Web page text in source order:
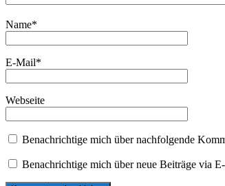
Name*
E-Mail*
Webseite
Benachrichtige mich über nachfolgende
Benachrichtige mich über neue Beiträge via